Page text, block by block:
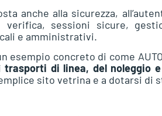
anche alla sicurezza,
verifica, sessioni sicure,
e amministrativi.
esempio concreto di come
trasporti di linea, del noleggio
sito vetrina e a dotarsi